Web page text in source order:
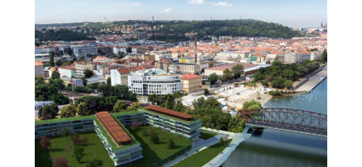
O FIRMĚ
Aluprof System Czech s.r.o.